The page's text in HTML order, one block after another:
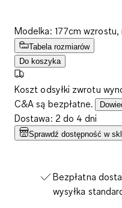
Modelka: 177cm wzrostu,
Tabela rozmiarów
Do koszyka
Koszt odsyłki zwrotu
C&A są bezpłatne.
Dostawa: 2 do 4 dni
Sprawdź dostępność w
Bezpłatna
wysyłka